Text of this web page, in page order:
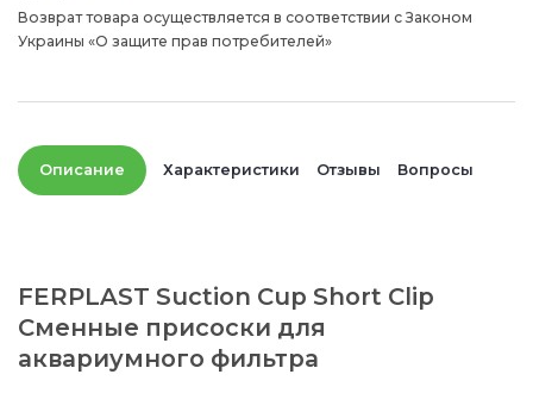
Возврат товара осуществляется в соответствии с Законом
Украины «О защите прав потребителей»
Описание Характеристики Отзывы Вопросы
FERPLAST Suction Cup Short Clip
Сменные присоски для
аквариумного фильтра